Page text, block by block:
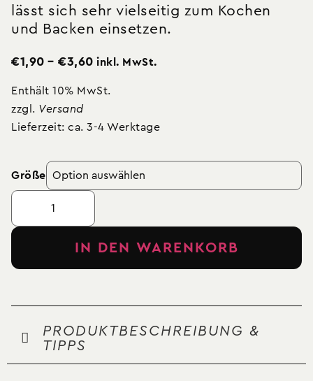
lässt sich sehr vielseitig zum Kochen
und Backen einsetzen.
€1,90 – €3,60 inkl. MwSt.
Enthält 10% MwSt.
zzgl. Versand
Lieferzeit: ca. 3-4 Werktage
Größe
IN DEN WARENKORB
PRODUKTBESCHREIBUNG &
TIPPS